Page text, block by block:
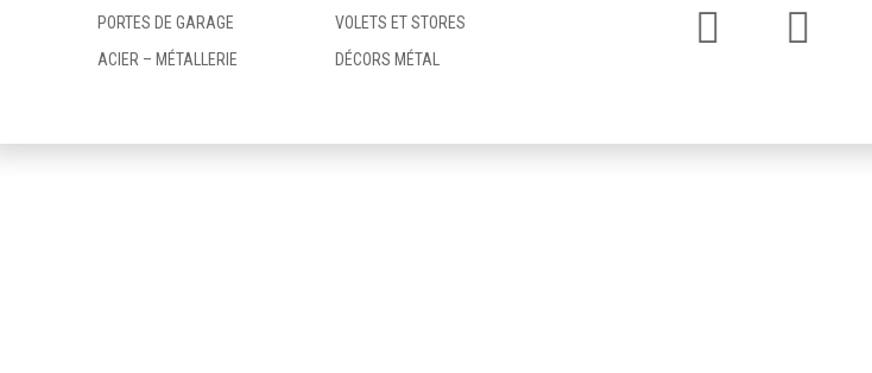
PORTES DE GARAGE
VOLETS ET STORES
ACIER – MÉTALLERIE
DÉCORS MÉTAL